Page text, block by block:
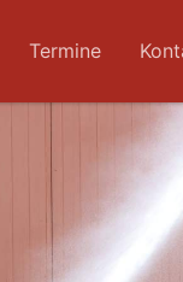
Termine